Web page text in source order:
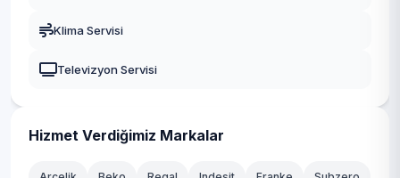
Klima Servisi
Televizyon Servisi
Hizmet Verdiğimiz Markalar